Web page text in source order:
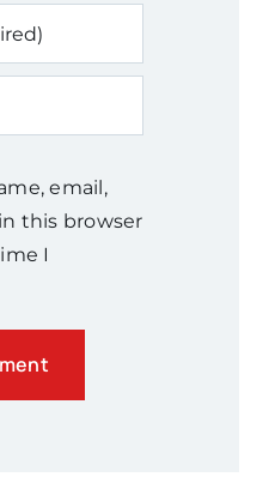
email,
this browser
I